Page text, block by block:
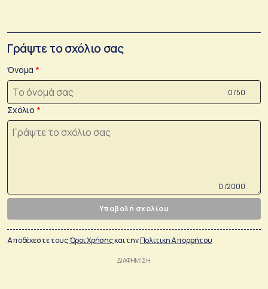
Γράψτε το σχόλιο σας
Όνομα
0 /50
Σχόλιο
0 /2000
Υποβολή σχολίου
Αποδέχεστε τουςΌροι Χρήσηςκαι τηνΠολιτικη Απορρήτου